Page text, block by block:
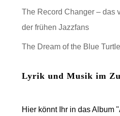
The Record Changer – das
der frühen Jazzfans
The Dream of the Blue
Lyrik und Musik im
Hier könnt Ihr in das Album